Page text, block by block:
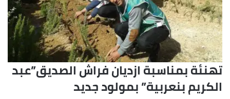
تهنئة بمناسبة ازديان فراش الصديق”عبد
الكريم بنعربية” بمولود جديد